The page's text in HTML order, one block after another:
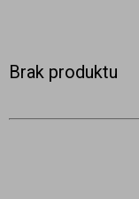
Brak produktu